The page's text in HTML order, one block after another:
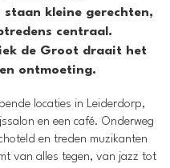
kleine gerechten,
centraal.
de Groot draait het
ontmoeting.
locaties in Leiderdorp,
en een café. Onderweg
en treden muzikanten
van alles tegen, van jazz tot